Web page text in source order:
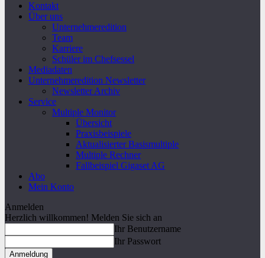
Kontakt
Über uns
Unternehmeredition
Team
Karriere
Schüler im Chefsessel
Mediadaten
Unternehmeredition Newsletter
Newsletter Archiv
Service
Multiple Monitor
Übersicht
Praxisbeispiele
Aktualisierter Basismultiple
Multiple Rechner
Fallbeispiel Gigaset AG
Abo
Mein Konto
Anmelden
Herzlich willkommen! Melden Sie sich an
Ihr Benutzername
Ihr Passwort